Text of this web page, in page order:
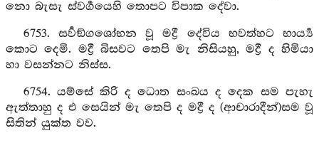
නො බැසැ ස්වර්‍ගයෙහි තොපට විපාක දේවා.
6753. සර්‍වඞ්ගශෝභන වූ මද්‍රී දේවිය භවත්හට භාර්‍ය්‍ය
කොට දෙමි. මද්‍රී බිසවට තෙපි මැ නිසියහු, මද්‍රී ද හිමියා
හා වසන්නට නිස්ස.
6754. යම්සේ කිරි ද ධොත සංඛය ද දෙක සම පැහැ
ඇත්තාහු ද එ සෙයින් මැ තෙපි ද මද්‍රී ද (ආචාරාදීන්)සම වූ
සිතින් යුක්ත වව.